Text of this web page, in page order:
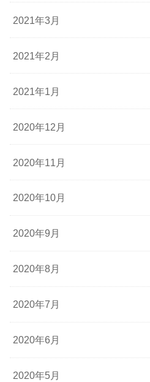
2021年3月
2021年2月
2021年1月
2020年12月
2020年11月
2020年10月
2020年9月
2020年8月
2020年7月
2020年6月
2020年5月